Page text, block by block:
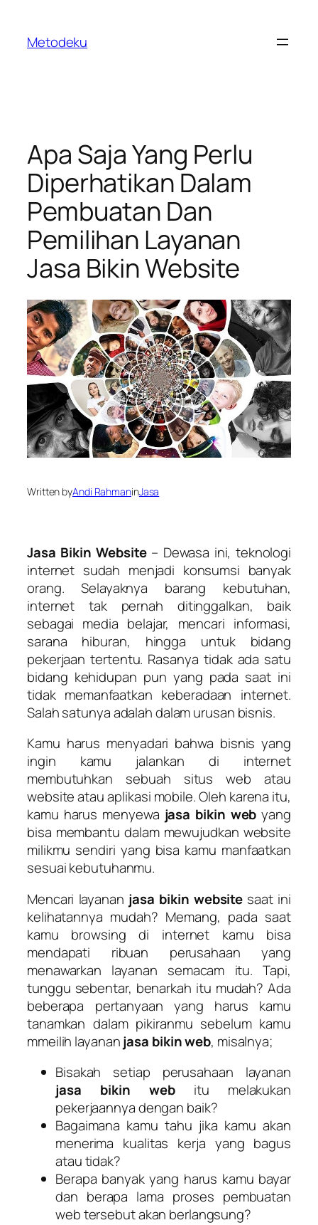
content
Metodeku
Apa Saja Yang Perlu
Diperhatikan Dalam
Pembuatan Dan
Pemilihan Layanan
Jasa Bikin Website
Written byAndi RahmaninJasa
Jasa Bikin Website– Dewasa ini, teknologi
internet sudah menjadi konsumsi banyak
orang. Selayaknya barang kebutuhan,
internet tak pernah ditinggalkan, baik
sebagai media belajar, mencari informasi,
sarana hiburan, hingga untuk bidang
pekerjaan tertentu. Rasanya tidak ada satu
bidang kehidupan pun yang pada saat ini
tidak memanfaatkan keberadaan internet.
Salah satunya adalah dalam urusan bisnis.
Kamu harus menyadari bahwa bisnis yang
ingin kamu jalankan di internet
membutuhkan sebuah situs web atau
website atau aplikasi mobile. Oleh karena itu,
kamu harus menyewa jasa bikin web yang
bisa membantu dalam mewujudkan website
milikmu sendiri yang bisa kamu manfaatkan
sesuai kebutuhanmu.
Mencari layanan jasa bikin website saat ini
kelihatannya mudah? Memang, pada saat
kamu browsing di internet kamu bisa
mendapati ribuan perusahaan yang
menawarkan layanan semacam itu. Tapi,
tunggu sebentar, benarkah itu mudah? Ada
beberapa pertanyaan yang harus kamu
tanamkan dalam pikiranmu sebelum kamu
mmeilih layananjasa bikin web, misalnya;
Bisakah setiap perusahaan layanan
jasa bikin webitu melakukan
pekerjaannya dengan baik?
Bagaimana kamu tahu jika kamu akan
menerima kualitas kerja yang bagus
atau tidak?
Berapa banyak yang harus kamu bayar
dan berapa lama proses pembuatan
web tersebut akan berlangsung?